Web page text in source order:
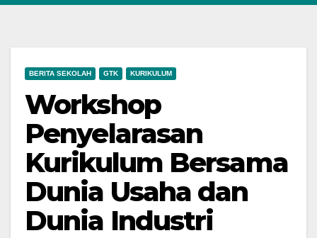
BERITA SEKOLAH GTK KURIKULUM
Workshop
Penyelarasan
Kurikulum Bersama
Dunia Usaha dan
Dunia Industri